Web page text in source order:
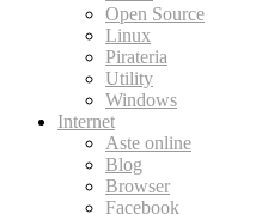
Open Source
Linux
Pirateria
Utility
Windows
Internet
Aste online
Blog
Browser
Facebook